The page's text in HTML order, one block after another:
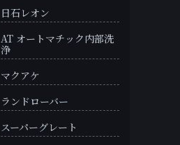
日石レオン
AT オートマチック内部洗
浄
マクアケ
ランドローバー
スーパーグレート